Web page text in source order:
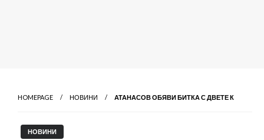
HOMEPAGE НОВИНИ АТАНАСОВ ОБЯВИ БИТКА С ДВЕТЕ К
НОВИНИ